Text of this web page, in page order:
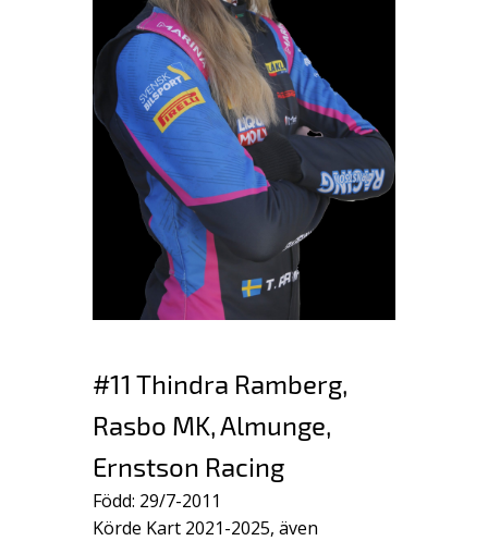
#11 Thindra Ramberg,
Rasbo MK, Almunge,
Ernstson Racing
Född: 29/7-2011
Körde Kart 2021-2025, även